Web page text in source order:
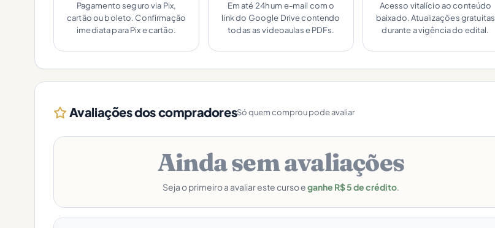
Pagamento seguro via Pix,
cartão ou boleto. Confirmação
imediata para Pix e cartão.
Em até 24h um e-mail com o
link do Google Drive contendo
todas as videoaulas e PDFs.
Acesso vitalício ao conteúdo
baixado. Atualizações gratuitas
durante a vigência do edital.
Avaliações dos compradoresSó quem comprou pode avaliar
Ainda sem avaliações
Seja o primeiro a avaliar este curso eganhe R$ 5 de crédito.